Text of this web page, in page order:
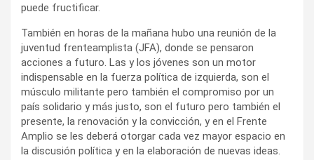
puede fructificar.
También en horas de la mañana hubo una reunión de la
juventud frenteamplista (JFA), donde se pensaron
acciones a futuro. Las y los jóvenes son un motor
indispensable en la fuerza política de izquierda, son el
músculo militante pero también el compromiso por un
país solidario y más justo, son el futuro pero también el
presente, la renovación y la convicción, y en el Frente
Amplio se les deberá otorgar cada vez mayor espacio en
la discusión política y en la elaboración de nuevas ideas.